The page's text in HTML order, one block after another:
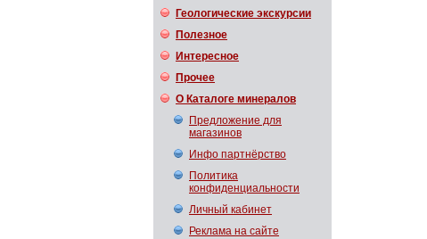
Геологические экскурсии
Полезное
Интересное
Прочее
О Каталоге минералов
Предложение для
магазинов
Инфо партнёрство
Политика
конфиденциальности
Личный кабинет
Реклама на сайте